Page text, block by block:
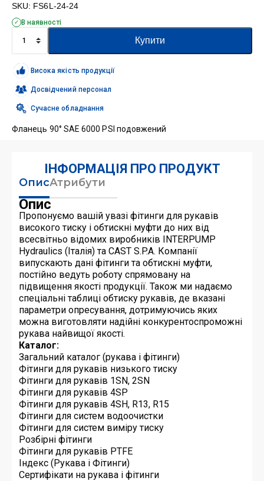
SKU: FS6L-24-24
В наявності
90
63,5
dn
38
LONG
DROP
Купити
Висока якість продукції
Досвідчений персонал
Сучасне обладнання
Фланець 90° SAE 6000 PSI подовжений
ІНФОРМАЦІЯ ПРО ПРОДУКТ
ОписАтрибути
Опис
Пропонуємо вашій увазі фітинги для рукавів
високого тиску і обтискні муфти до них від
всесвітньо відомих виробників INTERPUMP
Hydraulics (Італія) та CAST S.P.A. Компанії
випускають дані фітинги та обтискні муфти,
постійно ведуть роботу спрямовану на
підвищення якості продукції. Також ми надаємо
спеціальні таблиці обтиску рукавів, де вказані
параметри опресування, дотримуючись яких
можна виготовляти надійні конкурентоспроможні
рукава найвищої якості.
Каталог:
Загальний каталог (рукава і фітинги)
Фітинги для рукавів низького тиску
Фітинги для рукавів 1SN, 2SN
Фітинги для рукавів 4SP
Фітинги для рукавів 4SH, R13, R15
Фітинги для систем водоочистки
Фітинги для систем виміру тиску
Розбірні фітинги
Фітинги для рукавів PTFE
Індекс (Рукава і Фітинги)
Сертифікати на рукава і фітинги